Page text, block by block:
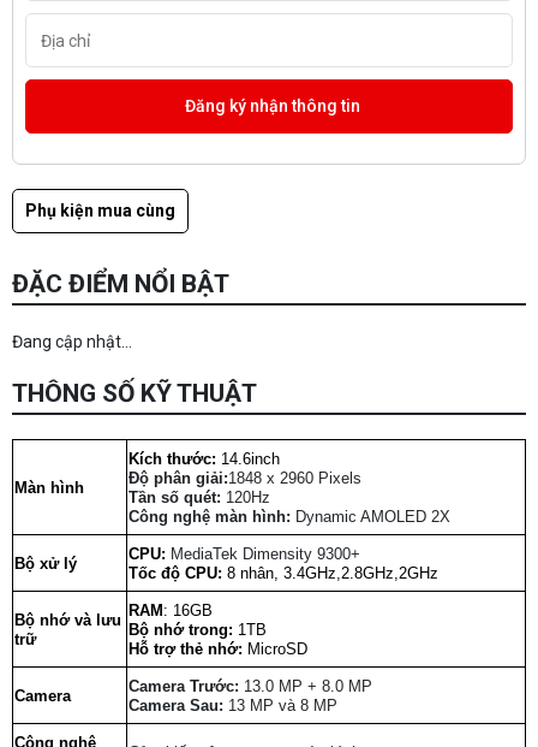
Phụ kiện mua cùng
ĐẶC ĐIỂM NỔI BẬT
Đang cập nhật...
THÔNG SỐ KỸ THUẬT
Màn hình
Kích thước: 14.6inch
Độ phân giải:1848 x 2960 Pixels
Tần số quét: 120Hz
Công nghệ màn hình: Dynamic AMOLED 2X
Bộ xử lý
CPU: MediaTek Dimensity 9300+
Tốc độ CPU: 8 nhân, 3.4GHz,2.8GHz,2GHz
Bộ nhớ và lưu
trữ
RAM : 16GB
Bộ nhớ trong: 1TB
Hỗ trợ thẻ nhớ: MicroSD
Camera
Camera Trước: 13.0 MP + 8.0 MP
Camera Sau: 13 MP và 8 MP
Công nghệ